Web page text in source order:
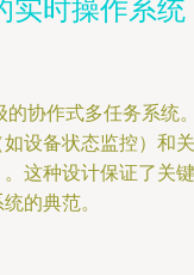
实时操作系统
的协作式多任务系统
设备状态监控）和关
这种设计保证了关键
的典范。